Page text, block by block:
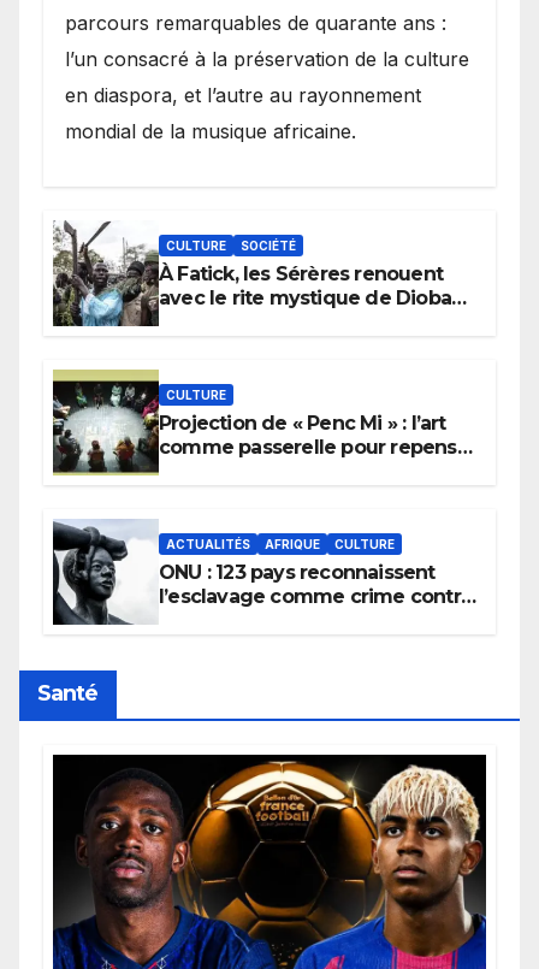
parcours remarquables de quarante ans :
l’un consacré à la préservation de la culture
en diaspora, et l’autre au rayonnement
mondial de la musique africaine.
CULTURE SOCIÉTÉ
À Fatick, les Sérères renouent
avec le rite mystique de Diobaye
CULTURE
Projection de « Penc Mi » : l’art
comme passerelle pour repenser
ACTUALITÉS AFRIQUE CULTURE
ONU : 123 pays reconnaissent
l’esclavage comme crime contre
Santé